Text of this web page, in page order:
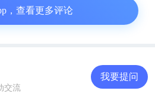
的优越性到微服务的落地，再
术，顺带鄙视了一些还在用落
不存在的。
，查看更多评论
交流
我要提问